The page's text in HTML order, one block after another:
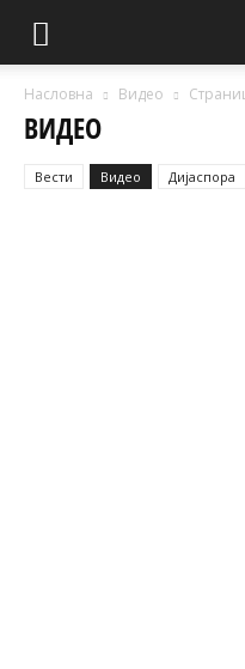
Насловна Видео
ВИДЕО
Вести Видео Дијаспора